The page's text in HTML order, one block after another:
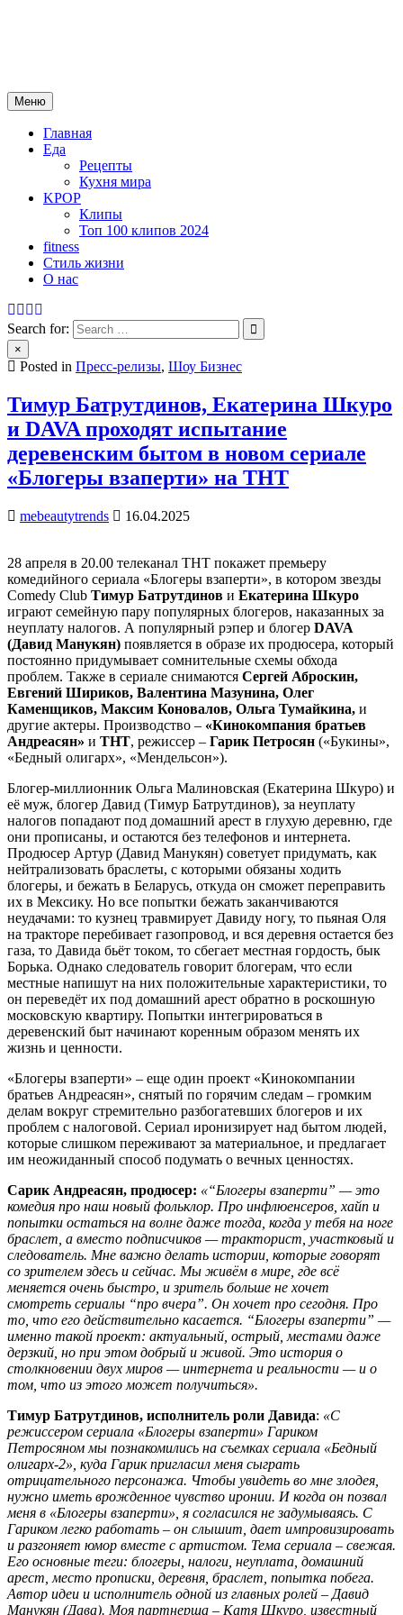
Меню
Главная
Еда
Рецепты
Кухня мира
KPOP
Клипы
Топ 100 клипов 2024
fitness
Стиль жизни
О нас
Search for:
×
Posted in Пресс-релизы, Шоу Бизнес
Тимур Батрутдинов, Екатерина Шкуро
и DAVA проходят испытание
деревенским бытом в новом сериале
«Блогеры взаперти» на ТНТ
mebeautytrends 16.04.2025
28 апреля в 20.00 телеканал ТНТ покажет премьеру
комедийного сериала «Блогеры взаперти», в котором звезды
Comedy Club Тимур Батрутдинов и Екатерина Шкуро
играют семейную пару популярных блогеров, наказанных за
неуплату налогов. А популярный рэпер и блогер DAVA
(Давид Манукян) появляется в образе их продюсера, который
постоянно придумывает сомнительные схемы обхода
проблем. Также в сериале снимаются Сергей Аброскин,
Евгений Шириков, Валентина Мазунина, Олег
Каменщиков, Максим Коновалов, Ольга Тумайкина, и
другие актеры. Производство – «Кинокомпания братьев
Андреасян» и ТНТ, режиссер – Гарик Петросян («Букины»,
«Бедный олигарх», «Мендельсон»).
Блогер-миллионник Ольга Малиновская (Екатерина Шкуро) и
её муж, блогер Давид (Тимур Батрутдинов), за неуплату
налогов попадают под домашний арест в глухую деревню, где
они прописаны, и остаются без телефонов и интернета.
Продюсер Артур (Давид Манукян) советует придумать, как
нейтрализовать браслеты, с которыми обязаны ходить
блогеры, и бежать в Беларусь, откуда он сможет переправить
их в Мексику. Но все попытки бежать заканчиваются
неудачами: то кузнец травмирует Давиду ногу, то пьяная Оля
на тракторе перебивает газопровод, и вся деревня остается без
газа, то Давида бьёт током, то сбегает местная гордость, бык
Борька. Однако следователь говорит блогерам, что если
местные напишут на них положительные характеристики, то
он переведёт их под домашний арест обратно в роскошную
московскую квартиру. Попытки интегрироваться в
деревенский быт начинают коренным образом менять их
жизнь и ценности.
«Блогеры взаперти» – еще один проект «Кинокомпании
братьев Андреасян», снятый по горячим следам – громким
делам вокруг стремительно разбогатевших блогеров и их
проблем с налоговой. Сериал иронизирует над бытом людей,
которые слишком переживают за материальное, и предлагает
им неожиданный способ подумать о вечных ценностях.
Сарик Андреасян, продюсер: «“Блогеры взаперти” — это
комедия про наш новый фольклор. Про инфлюенсеров, хайп и
попытки остаться на волне даже тогда, когда у тебя на ноге
браслет, а вместо подписчиков — тракторист, участковый и
следователь. Мне важно делать истории, которые говорят
со зрителем здесь и сейчас. Мы живём в мире, где всё
меняется очень быстро, и зритель больше не хочет
смотреть сериалы “про вчера”. Он хочет про сегодня. Про
то, что его действительно касается. “Блогеры взаперти” —
именно такой проект: актуальный, острый, местами даже
дерзкий, но при этом добрый и живой. Это история о
столкновении двух миров — интернета и реальности — и о
том, что из этого может получиться».
Тимур Батрутдинов, исполнитель роли Давида: «С
режиссером сериала «Блогеры взаперти» Гариком
Петросяном мы познакомились на съемках сериала «Бедный
олигарх-2», куда Гарик пригласил меня сыграть
отрицательного персонажа. Чтобы увидеть во мне злодея,
нужно иметь врожденное чувство иронии. И когда он позвал
меня в «Блогеры взаперти», я согласился не задумываясь. С
Гариком легко работать – он слышит, дает импровизировать
и разгоняет юмор вместе с артистом. Тема сериала – свежая.
Его основные теги: блогеры, налоги, неуплата, домашний
арест, место прописки, деревня, браслет, попытка побега.
Автор идеи и исполнитель одной из главных ролей – Давид
Манукян (Дава). Моя партнерша – Катя Шкуро, известный